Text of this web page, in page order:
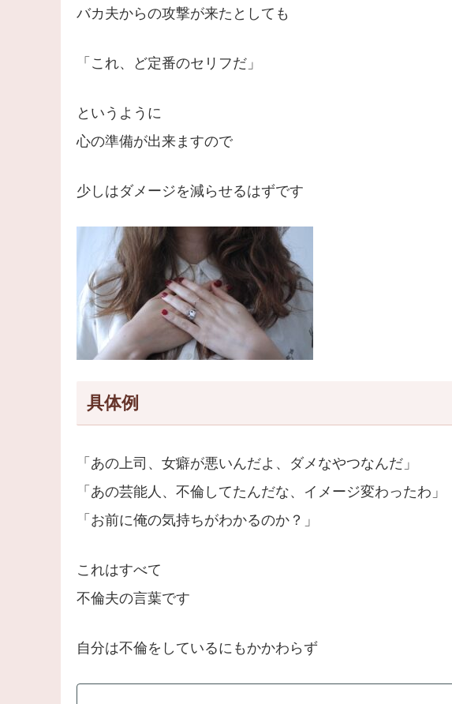
バカ夫からの攻撃が来たとしても
「これ、ど定番のセリフだ」
というように
心の準備が出来ますので
少しはダメージを減らせるはずです
具体例
「あの上司、女癖が悪いんだよ、ダメなやつなんだ」
「あの芸能人、不倫してたんだな、イメージ変わったわ」
「お前に俺の気持ちがわかるのか？」
これはすべて
不倫夫の言葉です
自分は不倫をしているにもかかわらず